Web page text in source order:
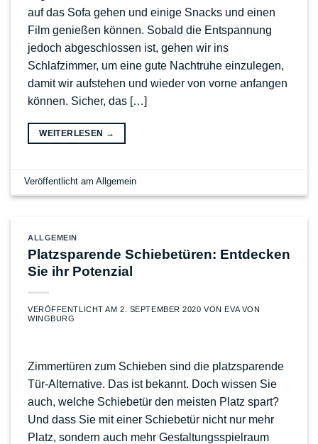
auf das Sofa gehen und einige Snacks und einen
Film genießen können. Sobald die Entspannung
jedoch abgeschlossen ist, gehen wir ins
Schlafzimmer, um eine gute Nachtruhe einzulegen,
damit wir aufstehen und wieder von vorne anfangen
können. Sicher, das […]
WEITERLESEN →
Veröffentlicht amAllgemein
ALLGEMEIN
Platzsparende Schiebetüren: Entdecken
Sie ihr Potenzial
VERÖFFENTLICHT AM2. SEPTEMBER 2020 VONEVA VON
WINGBURG
Zimmertüren zum Schieben sind die platzsparende
Tür-Alternative. Das ist bekannt. Doch wissen Sie
auch, welche Schiebetür den meisten Platz spart?
Und dass Sie mit einer Schiebetür nicht nur mehr
Platz, sondern auch mehr Gestaltungsspielraum